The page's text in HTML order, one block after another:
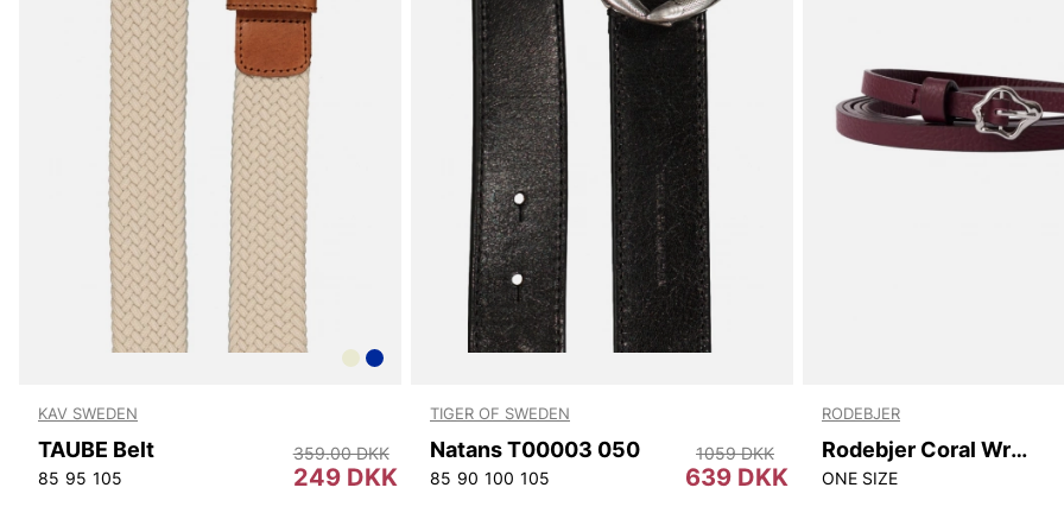
KAV SWEDEN
TAUBE Belt
85 95 105 249 DKK
359.00 DKK
TIGER OF SWEDEN
Natans T00003 050
85 90 100 105 639 DKK
1059 DKK
RODEBJER
Rodebjer Coral Wrap Belt
ONE SIZE